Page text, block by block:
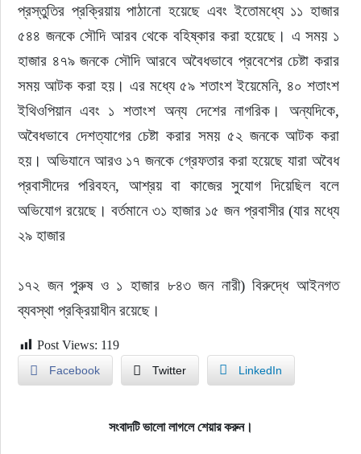
প্রস্তুতির প্রক্রিয়ায় পাঠানো হয়েছে এবং ইতোমধ্যে ১১ হাজার
৫৪৪ জনকে সৌদি আরব থেকে বহিষ্কার করা হয়েছে। এ সময় ১
হাজার ৪৭৯ জনকে সৌদি আরবে অবৈধভাবে প্রবেশের চেষ্টা করার
সময় আটক করা হয়। এর মধ্যে ৫৯ শতাংশ ইয়েমেনি, ৪০ শতাংশ
ইথিওপিয়ান এবং ১ শতাংশ অন্য দেশের নাগরিক। অন্যদিকে,
অবৈধভাবে দেশত্যাগের চেষ্টা করার সময় ৫২ জনকে আটক করা
হয়। অভিযানে আরও ১৭ জনকে গ্রেফতার করা হয়েছে যারা অবৈধ
প্রবাসীদের পরিবহন, আশ্রয় বা কাজের সুযোগ দিয়েছিল বলে
অভিযোগ রয়েছে। বর্তমানে ৩১ হাজার ১৫ জন প্রবাসীর (যার মধ্যে
২৯ হাজার
১৭২ জন পুরুষ ও ১ হাজার ৮৪৩ জন নারী) বিরুদ্ধে আইনগত
ব্যবস্থা প্রক্রিয়াধীন রয়েছে।
Post Views: 119
Facebook Twitter LinkedIn
সংবাদটি ভালো লাগলে শেয়ার করুন।